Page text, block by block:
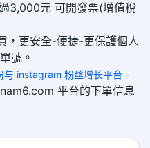
3,000元 可開發票(增值稅
，更安全-便捷-更保護個人
號。
与 instagram 粉丝增长平台 -
平台的下單信息